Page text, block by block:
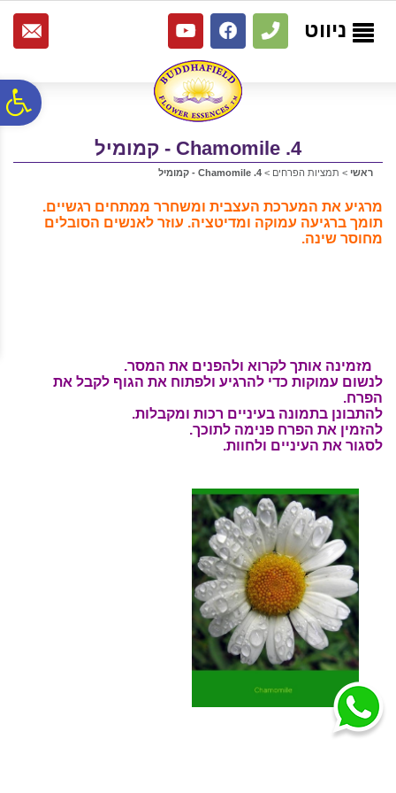
נגישות
אתר
המרכזי
ניווט
4. Chamomile - קמומיל
ראשי > תמציות הפרחים > 4. Chamomile - קמומיל
מרגיע את המערכת העצבית ומשחרר ממתחים רגשיים.
תומך ברגיעה עמוקה ומדיטציה. עוזר לאנשים הסובלים
מחוסר שינה.
מזמינה אותך לקרוא ולהפנים את המסר.
לנשום עמוקות כדי להרגיע ולפתוח את הגוף לקבל את
הפרח.
להתבונן בתמונה בעיניים רכות ומקבלות.
להזמין את הפרח פנימה לתוכך.
לסגור את העיניים ולחוות.